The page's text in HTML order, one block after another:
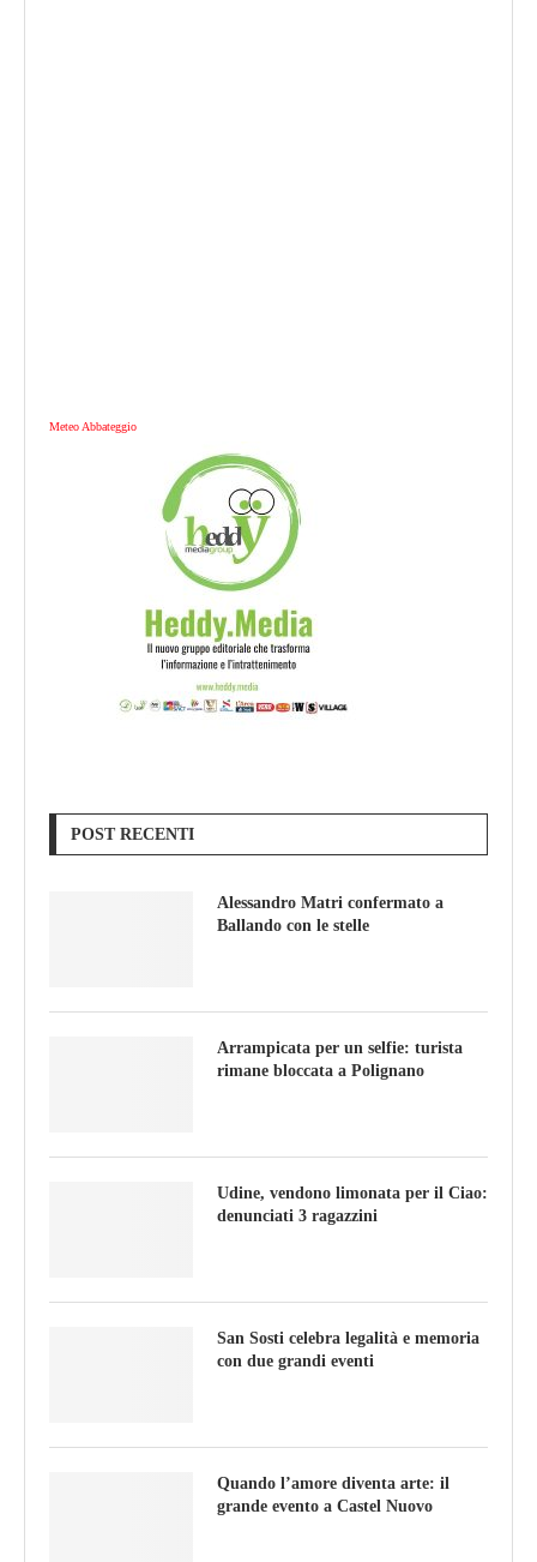
Meteo Abbateggio
POST RECENTI
Alessandro Matri confermato a
Ballando con le stelle
Arrampicata per un selfie: turista
rimane bloccata a Polignano
Udine, vendono limonata per il Ciao:
denunciati 3 ragazzini
San Sosti celebra legalità e memoria
con due grandi eventi
Quando l’amore diventa arte: il
grande evento a Castel Nuovo